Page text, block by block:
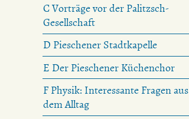
C Vorträge vor der Palitzsch-
Gesellschaft
D Pieschener Stadtkapelle
E Der Pieschener Küchenchor
F Physik: Interessante Fragen aus
dem Alltag